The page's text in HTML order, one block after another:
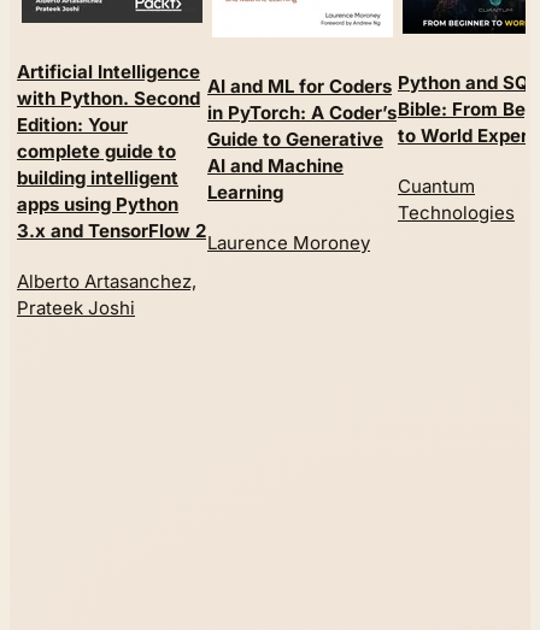
Artificial Intelligence
with Python. Second
Edition: Your
complete guide to
building intelligent
apps using Python
3.x and TensorFlow 2
Alberto Artasanchez,
Prateek Joshi
AI and ML for Coders
in PyTorch: A Coder’s
Guide to Generative
AI and Machine
Learning
Laurence Moroney
Python and SQL
Bible: From
to World Expert
Cuantum
Technologies